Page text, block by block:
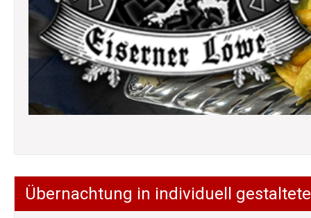
Übernachtung in individuell